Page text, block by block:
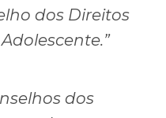
dos Direitos
dos